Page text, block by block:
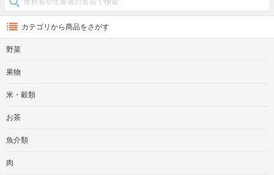
カテゴリから商品をさがす
野菜
果物
米・穀類
お茶
魚介類
肉